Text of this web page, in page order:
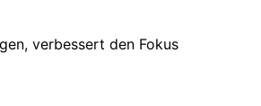
verbessert den Fokus